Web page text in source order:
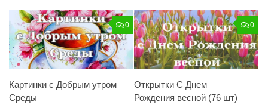
0
Картинки с Добрым утром
Среды
0
Открытки С Днем
Рождения весной (76 шт)